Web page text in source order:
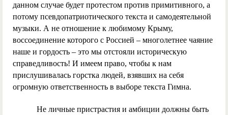
данном случае будет протестом против примитивного, а
потому псевдопатриотического текста и самодеятельной
музыки. А не отношение к любимому Крыму,
воссоединение которого с Россией – многолетнее чаяние
наше и гордость – это мы отстояли историческую
справедливость! И имеем право, чтобы к нам
прислушивалась горстка людей, взявших на себя
огромную ответственность в выборе текста Гимна.
Не личные пристрастия и амбиции должны быть